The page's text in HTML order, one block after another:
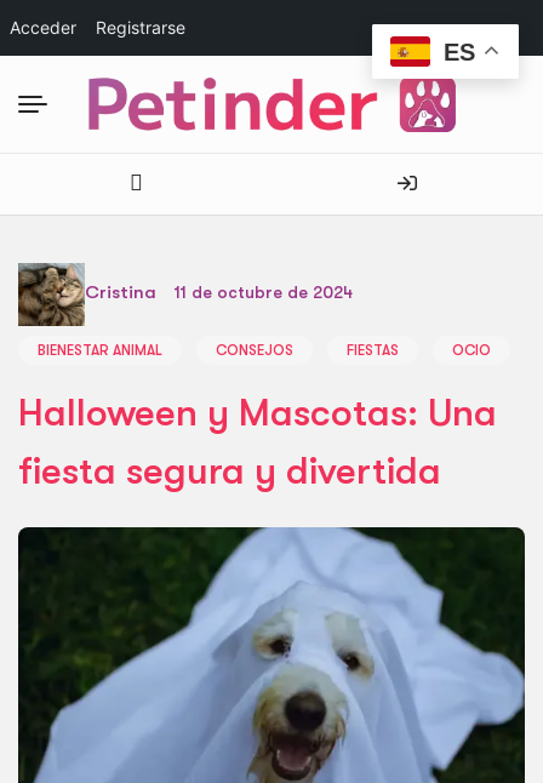
Acceder Registrarse
Cristina 11 de octubre de 2024
BIENESTAR ANIMAL CONSEJOS FIESTAS OCIO
Halloween y Mascotas: Una
fiesta segura y divertida
ES